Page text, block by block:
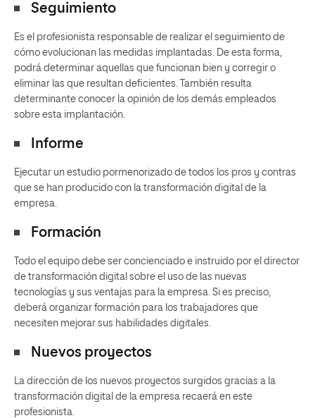
Seguimiento
Es el profesionista responsable de realizar el seguimiento de
cómo evolucionan las medidas implantadas. De esta forma,
podrá determinar aquellas que funcionan bien y corregir o
eliminar las que resultan deficientes. También resulta
determinante conocer la opinión de los demás empleados
sobre esta implantación.
Informe
Ejecutar un estudio pormenorizado de todos los pros y contras
que se han producido con la transformación digital de la
empresa.
Formación
Todo el equipo debe ser concienciado e instruido por el director
de transformación digital sobre el uso de las nuevas
tecnologías y sus ventajas para la empresa. Si es preciso,
deberá organizar formación para los trabajadores que
necesiten mejorar sus habilidades digitales.
Nuevos proyectos
La dirección de los nuevos proyectos surgidos gracias a la
transformación digital de la empresa recaerá en este
profesionista.